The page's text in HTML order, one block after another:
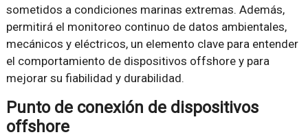
sometidos a condiciones marinas extremas. Además,
permitirá el monitoreo continuo de datos ambientales,
mecánicos y eléctricos, un elemento clave para entender
el comportamiento de dispositivos offshore y para
mejorar su fiabilidad y durabilidad.
Punto de conexión de dispositivos
offshore